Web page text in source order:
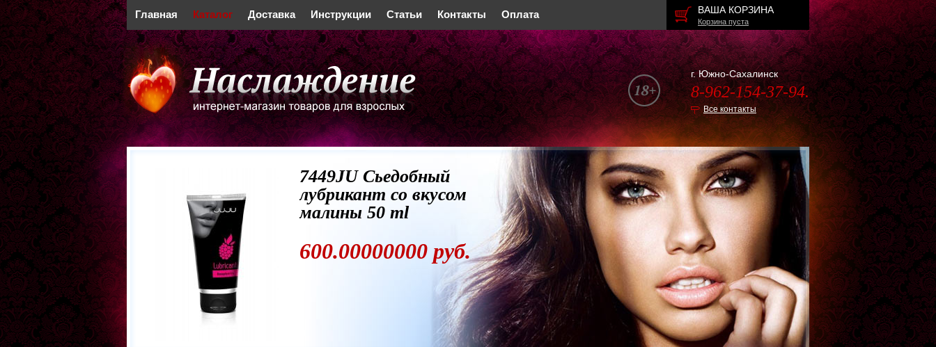
Главная Каталог Доставка Инструкции Статьи Контакты Оплата ВАША КОРЗИНА
Корзина пуста
г. Южно-Сахалинск
8-962-154-37-94.
Все контакты
7449JU Сьедобный
лубрикант со вкусом
малины 50 ml
600.00000000 руб.